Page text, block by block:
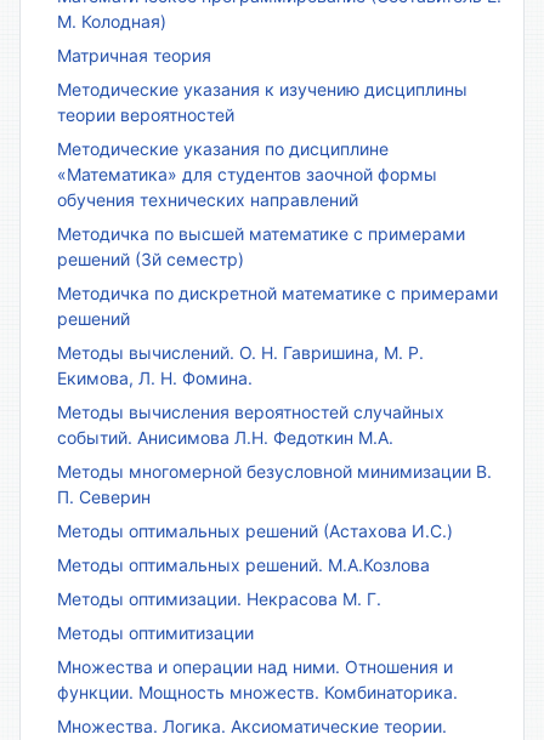
М. Колодная)
Матричная теория
Методические указания к изучению дисциплины
теории вероятностей
Методические указания по дисциплине
«Математика» для студентов заочной формы
обучения технических направлений
Методичка по высшей математике с примерами
решений (3й семестр)
Методичка по дискретной математике с примерами
решений
Методы вычислений. О. Н. Гавришина, М. Р.
Екимова, Л. Н. Фомина.
Методы вычисления вероятностей случайных
событий. Анисимова Л.Н. Федоткин М.А.
Методы многомерной безусловной минимизации В.
П. Северин
Методы оптимальных решений (Астахова И.С.)
Методы оптимальных решений. М.А.Козлова
Методы оптимизации. Некрасова М. Г.
Методы оптимитизации
Множества и операции над ними. Отношения и
функции. Мощность множеств. Комбинаторика.
Множества. Логика. Аксиоматические теории.